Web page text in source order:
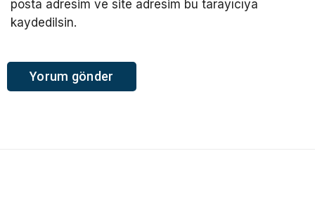
posta adresim ve site adresim bu tarayıcıya
kaydedilsin.